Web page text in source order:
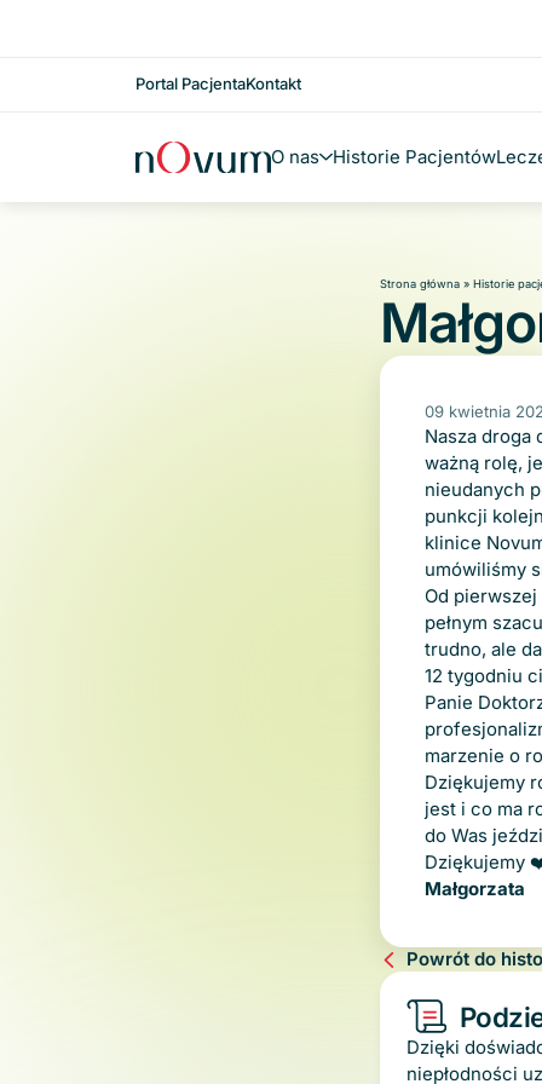
Zgoda
Portal PacjentaKontakt
O nas Historie Pacjentów
Strona główna» Historie
09 kwietnia
Nasza droga
ważną rolę,
nieudanych
punkcji
klinice
umówiliśmy
Od pierwszej
pełnym
trudno, ale
12 tygodniu
Panie
marzenie o
Dziękujemy
jest i co ma
do Was
Dziękujemy
Małgorzata
Powrót do
Dzięki
niepłodności